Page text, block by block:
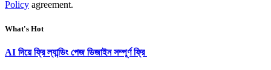
Policy agreement.
What's Hot
AI দিয়ে ফ্রি ল্যান্ডিং পেজ ডিজাইন সম্পূর্ণ ফ্রি